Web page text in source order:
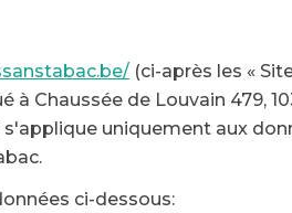
(ci-après les «
à Chaussée de Louvain 479,
uniquement aux
ci-dessous: